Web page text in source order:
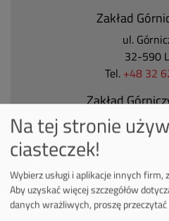
Zakład
ul.
32-590
Tel. +48 32
Zakład
ul.
32-620
Kontakt dla
Na tej stronie
ciasteczek!
Wybierz usługi i aplikacje innych
Aby uzyskać więcej szczegółów
danych wrażliwych, proszę przeczytać